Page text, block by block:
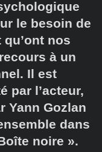
le besoin de
nos
à un
Il est
par l’acteur,
Yann Gozlan
dans
noire ».